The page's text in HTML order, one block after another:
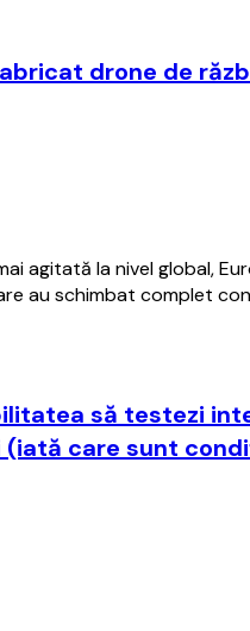
drone de
agitată la nivel global,
au schimbat complet
să testezi
care sunt